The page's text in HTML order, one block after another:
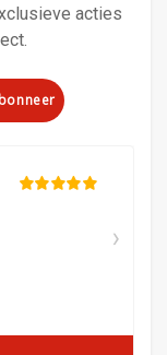
acties